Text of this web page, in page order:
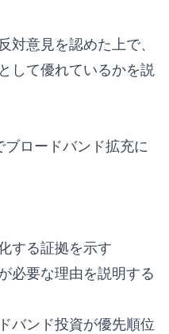
対意見を認めた上で、
して優れているかを説
ブロードバンド拡充に
する証拠を示す
必要な理由を説明する
バンド投資が優先順位